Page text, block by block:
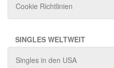
Cookie Richtlinien
SINGLES WELTWEIT
Singles in den USA